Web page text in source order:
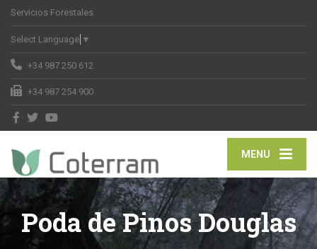
Servicios Forestales
Select Language ▼
+34 987 250 612
+34 987 254 900
MENU
Poda de Pinos Douglas